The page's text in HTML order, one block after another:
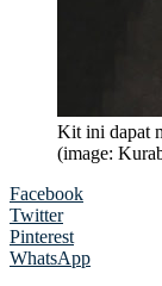
Kit ini dapat
(image:
Facebook
Twitter
Pinterest
WhatsApp